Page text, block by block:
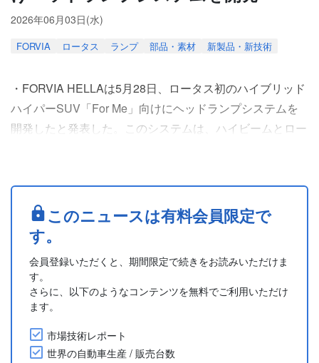
2026年06月03日(水)
FORVIA ロータス ランプ 部品・素材 新製品・新技術
・FORVIA HELLAは5月28日、ロータス初のハイブリッド
ハイパーSUV「For Me」向けにヘッドランプシステムを
開発したと発表した。このシステムは、ハイビームとロー
の。FORVIA HELLAはハイビームヘッドランプシステム
とロービームヘッドランプシステムの開発と供給を担当
し、HELLA BHAP Lightingがデイ....
このニュースは有料会員限定で
す。
会員登録いただくと、期間限定で続きをお読みいただけま
す。
さらに、以下のようなコンテンツを無料でご利用いただけ
ます。
市場技術レポート
世界の自動車生産 / 販売台数